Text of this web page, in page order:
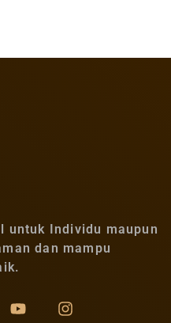
untuk Individu maupun
dan mampu